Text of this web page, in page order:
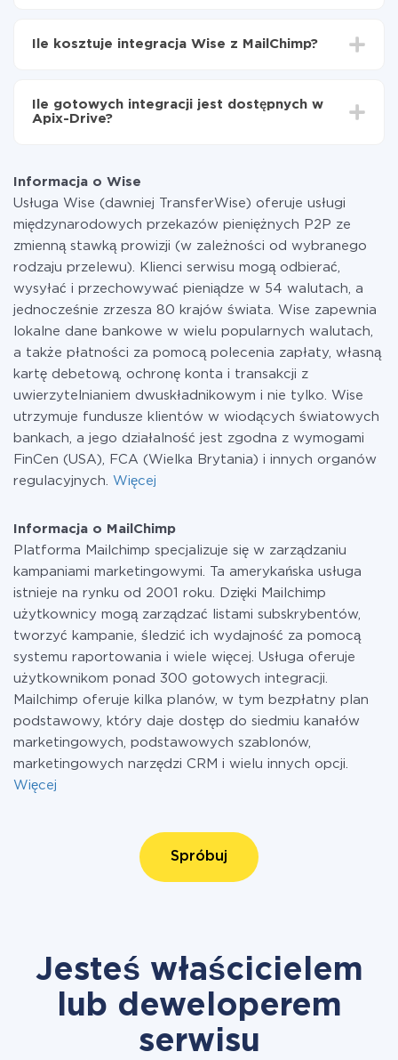
od 5 do 30 minut. Konfiguracja zajmuje średnio 10-15
Ile kosztuje integracja Wise z MailChimp?
Płacisz tylko za ilość danych, która faktycznie jest
przekazywana z jednego z Twoich systemów do
w razie potrzeby przełączyć się na płatną. Więcej
informacji otaryfach
Ile gotowych integracji jest dostępnych w
Apix-Drive?
Informacja o Wise
Usługa Wise (dawniej TransferWise) oferuje usługi
międzynarodowych przekazów pieniężnych P2P ze
zmienną stawką prowizji (w zależności od wybranego
rodzaju przelewu). Klienci serwisu mogą odbierać,
wysyłać i przechowywać pieniądze w 54 walutach, a
jednocześnie zrzesza 80 krajów świata. Wise zapewnia
lokalne dane bankowe w wielu popularnych walutach,
a także płatności za pomocą polecenia zapłaty, własną
kartę debetową, ochronę konta i transakcji z
uwierzytelnianiem dwuskładnikowym i nie tylko. Wise
utrzymuje fundusze klientów w wiodących światowych
bankach, a jego działalność jest zgodna z wymogami
FinCen (USA), FCA (Wielka Brytania) i innych organów
regulacyjnych. Więcej
Informacja o MailChimp
Platforma Mailchimp specjalizuje się w zarządzaniu
kampaniami marketingowymi. Ta amerykańska usługa
istnieje na rynku od 2001 roku. Dzięki Mailchimp
użytkownicy mogą zarządzać listami subskrybentów,
tworzyć kampanie, śledzić ich wydajność za pomocą
systemu raportowania i wiele więcej. Usługa oferuje
użytkownikom ponad 300 gotowych integracji.
Mailchimp oferuje kilka planów, w tym bezpłatny plan
podstawowy, który daje dostęp do siedmiu kanałów
marketingowych, podstawowych szablonów,
marketingowych narzędzi CRM i wielu innych opcji.
Więcej
Spróbuj
Jesteś właścicielem
lub deweloperem
serwisu